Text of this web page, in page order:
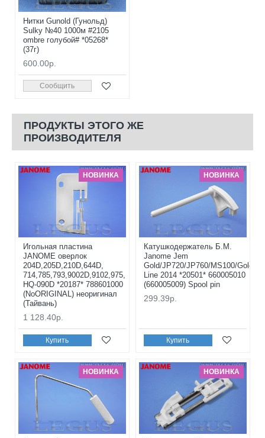
Нитки Gunold (Гунольд)
Sulky №40 1000м #2105
ombre голубой# *05268*
(37г)
600.00р.
Сообщить
ПРОДУКТЫ ЭТОГО ЖЕ
ПРОИЗВОДИТЕЛЯ
НОВИНКА
Игольная пластина
JANOME оверлок
204D,205D,210D,644D,
714,785,793,9002D,9102,975,
HQ-090D *20187* 788601000
(NoORIGINAL) неоригинал
(Тайвань)
1 128.40р.
Купить
НОВИНКА
Катушкодержатель Б.М.
Janome Jem
Gold/JP720/JP760/MS100/Gold
Line 2014 *20501* 660005010
(660005009) Spool pin
299.39р.
Купить
НОВИНКА НОВИНКА